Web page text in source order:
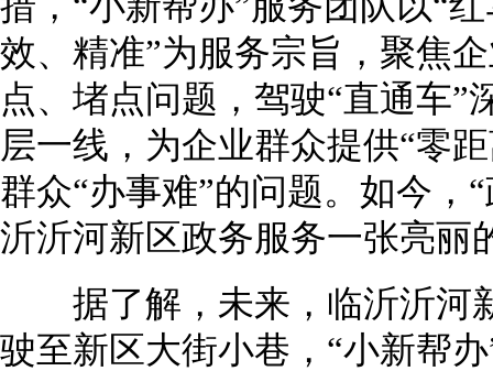
效、精准”为服务宗旨，聚焦
点、堵点问题，驾驶“直通车”
层一线，为企业群众提供“零
群众“办事难”的问题。如今，
沂沂河新区政务服务一张亮丽
据了解，未来，临沂沂河
驶至新区大街小巷，“小新帮